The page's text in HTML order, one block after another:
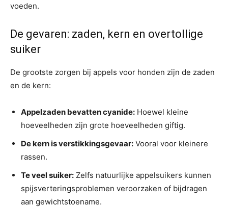
voeden.
De gevaren: zaden, kern en overtollige
suiker
De grootste zorgen bij appels voor honden zijn de zaden
en de kern:
Appelzaden bevatten cyanide: Hoewel kleine
hoeveelheden zijn grote hoeveelheden giftig.
De kern is verstikkingsgevaar: Vooral voor kleinere
rassen.
Te veel suiker: Zelfs natuurlijke appelsuikers kunnen
spijsverteringsproblemen veroorzaken of bijdragen
aan gewichtstoename.